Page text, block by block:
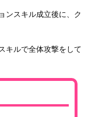
ンスキル成立後に、ク
キルで全体攻撃をして